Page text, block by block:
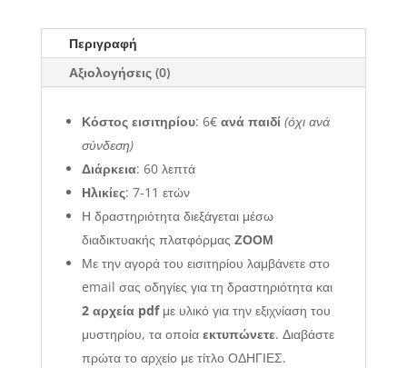
Περιγραφή
Αξιολογήσεις (0)
Κόστος εισιτηρίου: 6€ ανά παιδί (όχι ανά
σύνδεση)
Διάρκεια: 60 λεπτά
Ηλικίες: 7-11 ετών
Η δραστηριότητα διεξάγεται μέσω
διαδικτυακής πλατφόρμας ΖΟΟΜ
Με την αγορά του εισιτηρίου λαμβάνετε στο
email σας οδηγίες για τη δραστηριότητα και
2 αρχεία pdfμε υλικό για την εξιχνίαση του
μυστηρίου, τα οποία εκτυπώνετε. Διαβάστε
πρώτα το αρχείο με τίτλο ΟΔΗΓΙΕΣ.